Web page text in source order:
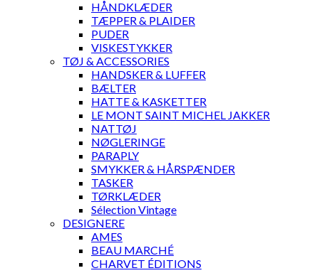
HÅNDKLÆDER
TÆPPER & PLAIDER
PUDER
VISKESTYKKER
TØJ & ACCESSORIES
HANDSKER & LUFFER
BÆLTER
HATTE & KASKETTER
LE MONT SAINT MICHEL JAKKER
NATTØJ
NØGLERINGE
PARAPLY
SMYKKER & HÅRSPÆNDER
TASKER
TØRKLÆDER
Sélection Vintage
DESIGNERE
AMES
BEAU MARCHÉ
CHARVET ÉDITIONS